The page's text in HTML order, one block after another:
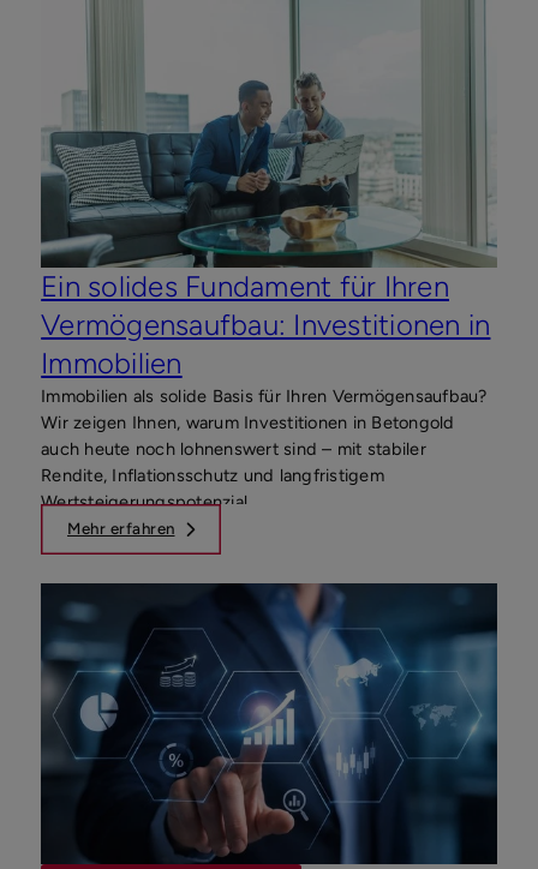
Ein solides Fundament für Ihren
Vermögensaufbau: Investitionen in
Immobilien
Immobilien als solide Basis für Ihren Vermögensaufbau?
Wir zeigen Ihnen, warum Investitionen in Betongold
auch heute noch lohnenswert sind – mit stabiler
Rendite, Inflationsschutz und langfristigem
Wertsteigerungspotenzial.
Mehr erfahren